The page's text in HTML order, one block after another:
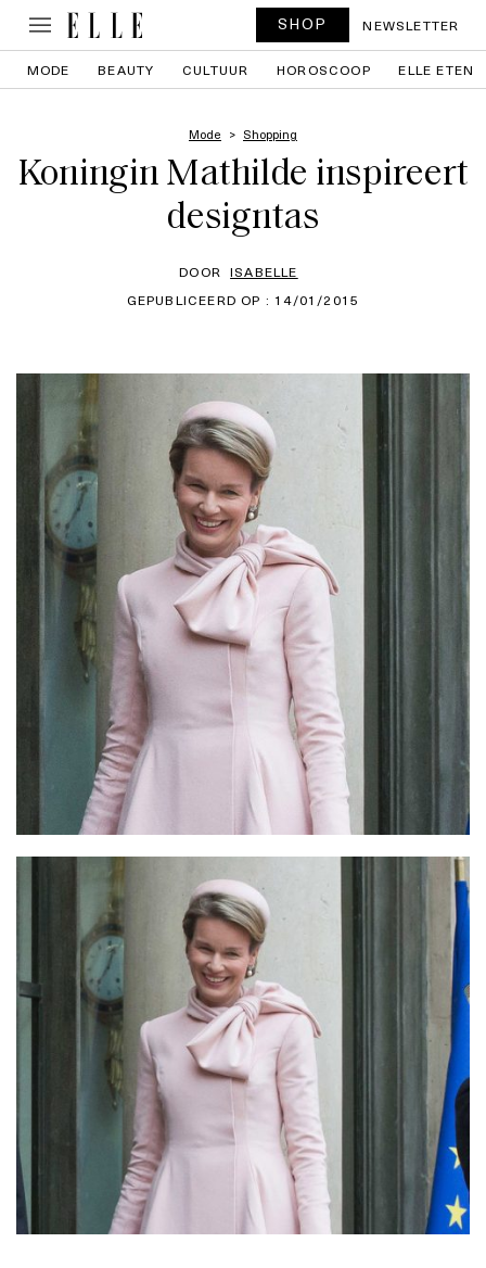
SHOP NEWSLETTER
MODE BEAUTY CULTUUR HOROSCOOP ELLE ETEN
Mode Shopping
Koningin Mathilde inspireert
designtas
DOOR ISABELLE
GEPUBLICEERD OP : 14/01/2015